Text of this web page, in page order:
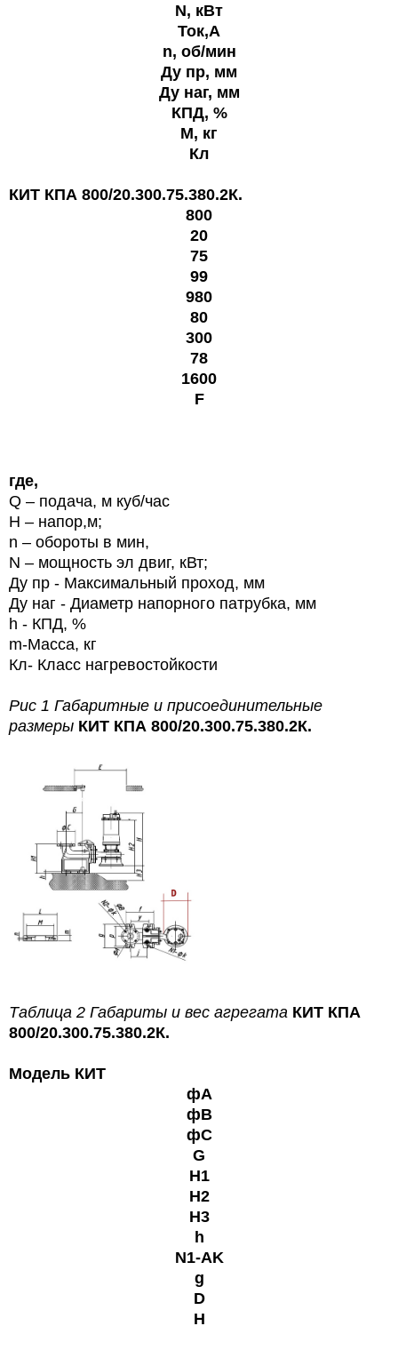
N, кВт
Ток,А
n, об/мин
Ду пр, мм
Ду наг, мм
КПД, %
M, кг
Кл
КИТ КПА 800/20.300.75.380.2К.
800
20
75
99
980
80
300
78
1600
F
где,
Q – подача, м куб/час
H – напор,м;
n – обороты в мин,
N – мощность эл двиг, кВт;
Ду пр - Максимальный проход, мм
Ду наг - Диаметр напорного патрубка, мм
h - КПД, %
m-Масса, кг
Кл- Класс нагревостойкости
Рис 1 Габаритные и присоединительные
размеры КИТ КПА 800/20.300.75.380.2К.
Таблица 2 Габариты и вес агрегата КИТ КПА
800/20.300.75.380.2К.
Модель КИТ
фА
фВ
фС
G
H1
H2
H3
h
N1-AK
g
D
Н